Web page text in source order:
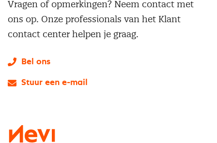
Vragen of opmerkingen? Neem contact met
ons op. Onze professionals van het Klant
contact center helpen je graag.
Bel ons
Stuur een e-mail